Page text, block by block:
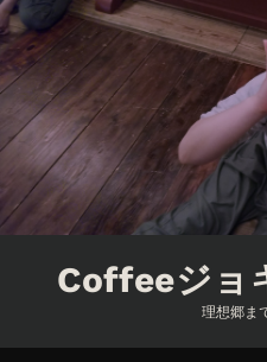
コ
ン
ン
ス
プ
Coffeeジョ
理想郷ま